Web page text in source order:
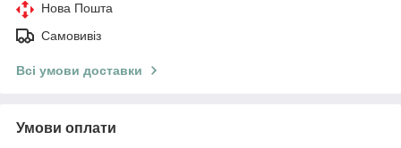
Нова Пошта
Самовивіз
Всі умови доставки
Умови оплати